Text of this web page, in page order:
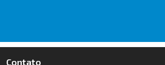
Contato